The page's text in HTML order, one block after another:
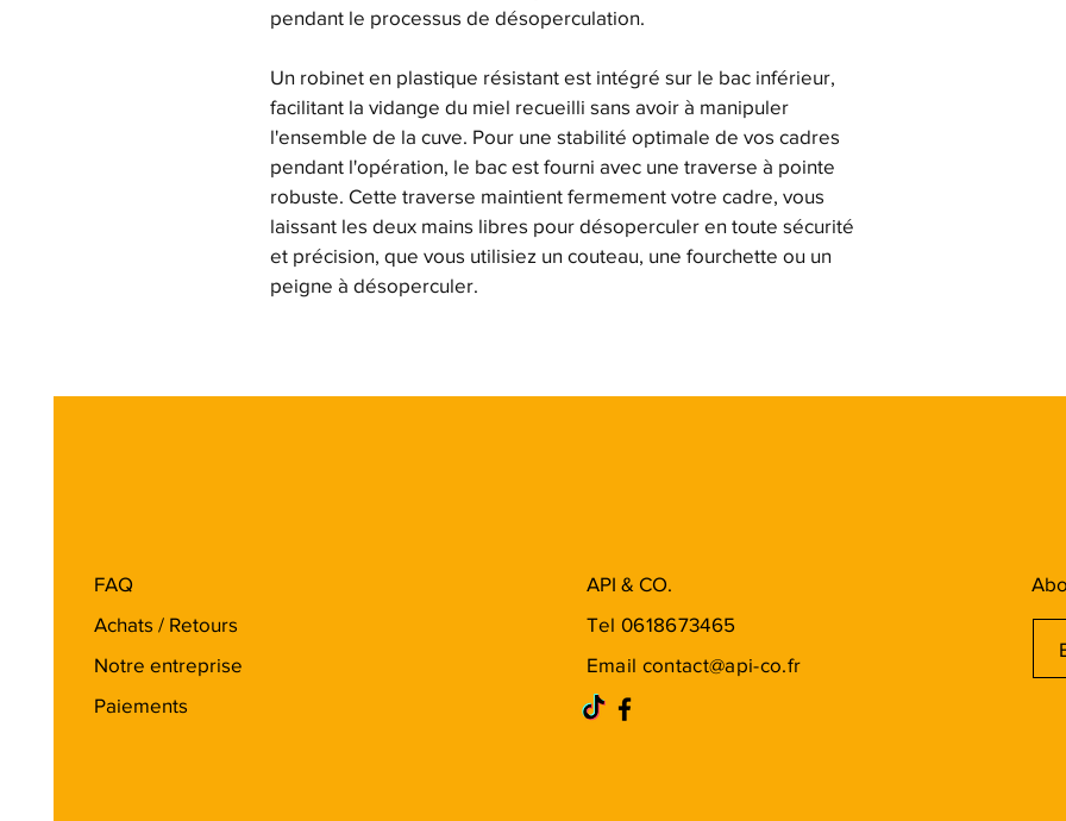
pendant le processus de désoperculation.
Un robinet en plastique résistant est intégré sur le bac inférieur,
facilitant la vidange du miel recueilli sans avoir à manipuler
l'ensemble de la cuve. Pour une stabilité optimale de vos cadres
pendant l'opération, le bac est fourni avec une traverse à pointe
robuste. Cette traverse maintient fermement votre cadre, vous
laissant les deux mains libres pour désoperculer en toute sécurité
et précision, que vous utilisiez un couteau, une fourchette ou un
peigne à désoperculer.
FAQ
Achats / Retours
Notre entreprise
Paiements
API & CO.
Tel 0618673465
Email contact@api-co.fr